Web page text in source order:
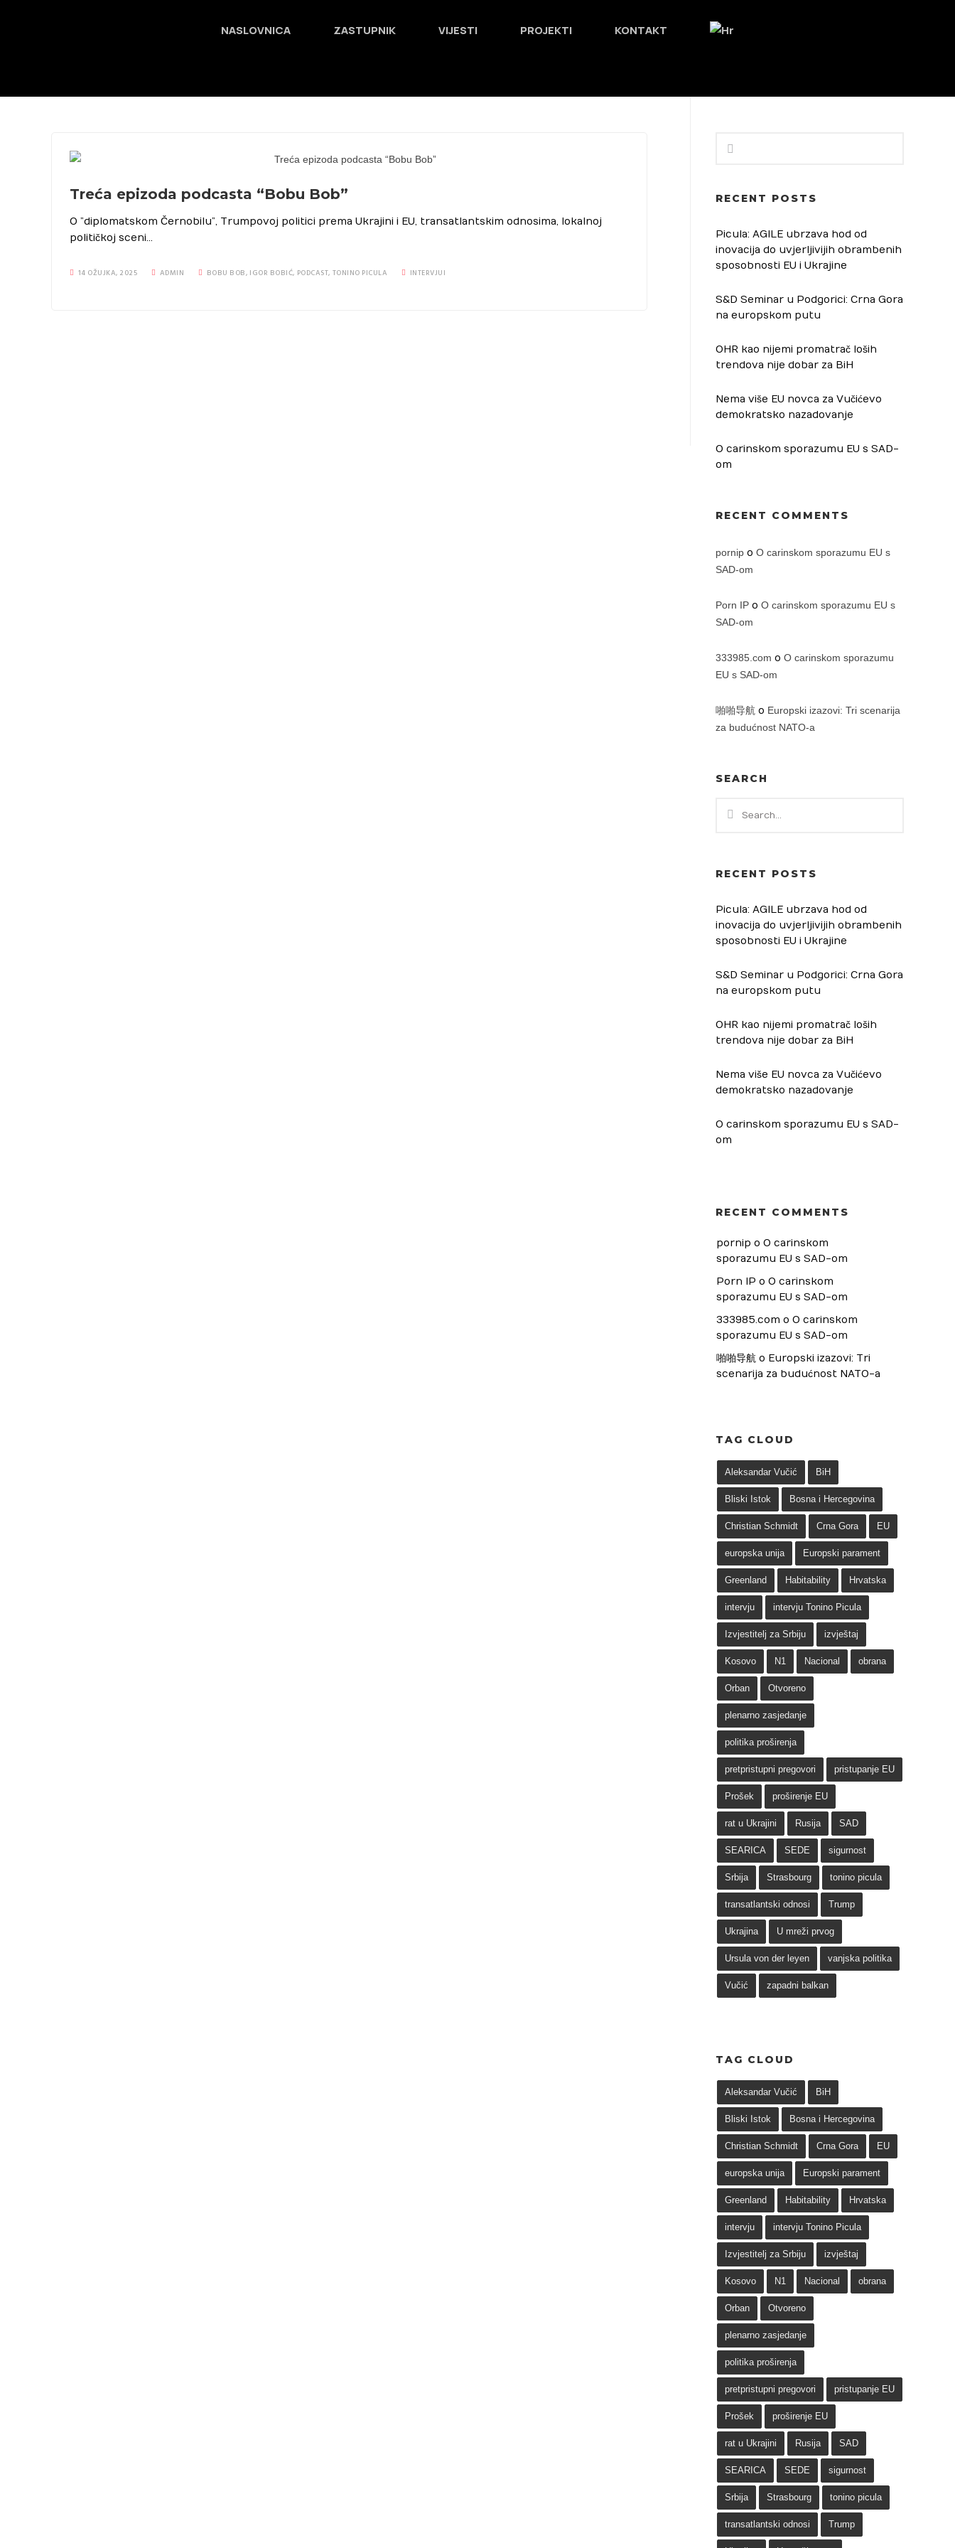
NASLOVNICA ZASTUPNIK VIJESTI PROJEKTI KONTAKT
Treća epizoda podcasta “Bobu Bob”
O ”diplomatskom Černobilu”, Trumpovoj politici prema Ukrajini i EU, transatlantskim odnosima, lokalnoj
političkoj sceni…
14 OŽUJKA, 2025 ADMIN BOBU BOB, IGOR BOBIĆ, PODCAST, TONINO PICULA INTERVJUI
RECENT POSTS
Picula: AGILE ubrzava hod od
inovacija do uvjerljivijih obrambenih
sposobnosti EU i Ukrajine
S&D Seminar u Podgorici: Crna Gora
na europskom putu
OHR kao nijemi promatrač loših
trendova nije dobar za BiH
Nema više EU novca za Vučićevo
demokratsko nazadovanje
O carinskom sporazumu EU s SAD-
om
RECENT COMMENTS
pornip o O carinskom sporazumu EU s
SAD-om
Porn IP o O carinskom sporazumu EU s
SAD-om
333985.com o O carinskom sporazumu
EU s SAD-om
啪啪导航 o Europski izazovi: Tri scenarija
za budućnost NATO-a
SEARCH
RECENT POSTS
Picula: AGILE ubrzava hod od
inovacija do uvjerljivijih obrambenih
sposobnosti EU i Ukrajine
S&D Seminar u Podgorici: Crna Gora
na europskom putu
OHR kao nijemi promatrač loših
trendova nije dobar za BiH
Nema više EU novca za Vučićevo
demokratsko nazadovanje
O carinskom sporazumu EU s SAD-
om
RECENT COMMENTS
pornip o O carinskom
sporazumu EU s SAD-om
Porn IP o O carinskom
sporazumu EU s SAD-om
333985.com o O carinskom
sporazumu EU s SAD-om
啪啪导航 o Europski izazovi: Tri
scenarija za budućnost NATO-a
TAG CLOUD
Aleksandar Vučić BiH
Bliski Istok Bosna i Hercegovina
Christian Schmidt Crna Gora EU
europska unija Europski parament
Greenland Habitability Hrvatska
intervju intervju Tonino Picula
Izvjestitelj za Srbiju izvještaj
Kosovo N1 Nacional obrana
Orban Otvoreno
plenarno zasjedanje
politika proširenja
pretpristupni pregovori pristupanje EU
Prošek proširenje EU
rat u Ukrajini Rusija SAD
SEARICA SEDE sigurnost
Srbija Strasbourg tonino picula
transatlantski odnosi Trump
Ukrajina U mreži prvog
Ursula von der leyen vanjska politika
Vučić zapadni balkan
TAG CLOUD
Aleksandar Vučić BiH
Bliski Istok Bosna i Hercegovina
Christian Schmidt Crna Gora EU
europska unija Europski parament
Greenland Habitability Hrvatska
intervju intervju Tonino Picula
Izvjestitelj za Srbiju izvještaj
Kosovo N1 Nacional obrana
Orban Otvoreno
plenarno zasjedanje
politika proširenja
pretpristupni pregovori pristupanje EU
Prošek proširenje EU
rat u Ukrajini Rusija SAD
SEARICA SEDE sigurnost
Srbija Strasbourg tonino picula
transatlantski odnosi Trump